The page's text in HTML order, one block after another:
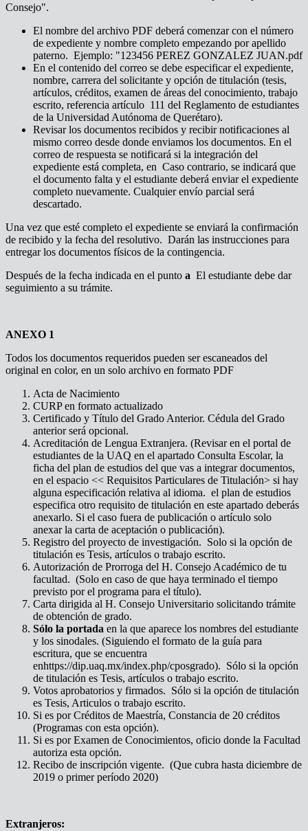
Consejo".
El nombre del archivo PDF deberá comenzar con el número
de expediente y nombre completo empezando por apellido
paterno. Ejemplo: "123456 PEREZ GONZALEZ JUAN.pdf
En el contenido del correo se debe especificar el expediente,
nombre, carrera del solicitante y opción de titulación (tesis,
artículos, créditos, examen de áreas del conocimiento, trabajo
escrito, referencia artículo 111 del Reglamento de estudiantes
de la Universidad Autónoma de Querétaro).
Revisar los documentos recibidos y recibir notificaciones al
mismo correo desde donde enviamos los documentos. En el
correo de respuesta se notificará si la integración del
expediente está completa, en Caso contrario, se indicará que
el documento falta y el estudiante deberá enviar el expediente
completo nuevamente. Cualquier envío parcial será
descartado.
Una vez que esté completo el expediente se enviará la confirmación
de recibido y la fecha del resolutivo. Darán las instrucciones para
entregar los documentos físicos de la contingencia.
Después de la fecha indicada en el punto a El estudiante debe dar
seguimiento a su trámite.
ANEXO 1
Todos los documentos requeridos pueden ser escaneados del
original en color, en un solo archivo en formato PDF
Acta de Nacimiento
CURP en formato actualizado
Certificado y Título del Grado Anterior. Cédula del Grado
anterior será opcional.
Acreditación de Lengua Extranjera. (Revisar en el portal de
estudiantes de la UAQ en el apartado Consulta Escolar, la
ficha del plan de estudios del que vas a integrar documentos,
en el espacio << Requisitos Particulares de Titulación> si hay
alguna especificación relativa al idioma. el plan de estudios
especifica otro requisito de titulación en este apartado deberás
anexarlo. Si el caso fuera de publicación o artículo solo
anexar la carta de aceptación o publicación).
Registro del proyecto de investigación. Solo si la opción de
titulación es Tesis, artículos o trabajo escrito.
Autorización de Prorroga del H. Consejo Académico de tu
facultad. (Solo en caso de que haya terminado el tiempo
previsto por el programa para el título).
Carta dirigida al H. Consejo Universitario solicitando trámite
de obtención de grado.
Sólo la portada en la que aparece los nombres del estudiante
y los sinodales. (Siguiendo el formato de la guía para
escritura, que se encuentra
enhttps://dip.uaq.mx/index.php/cposgrado). Sólo si la opción
de titulación es Tesis, artículos o trabajo escrito.
Votos aprobatorios y firmados. Sólo si la opción de titulación
es Tesis, Articulos o trabajo escrito.
Si es por Créditos de Maestría, Constancia de 20 créditos
(Programas con esta opción).
Si es por Examen de Conocimientos, oficio donde la Facultad
autoriza esta opción.
Recibo de inscripción vigente. (Que cubra hasta diciembre de
2019 o primer período 2020)
Extranjeros: